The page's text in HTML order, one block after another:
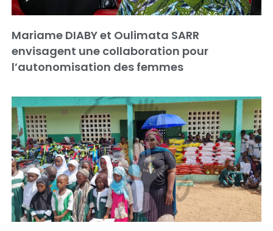
Mariame DIABY et Oulimata SARR
envisagent une collaboration pour
l’autonomisation des femmes